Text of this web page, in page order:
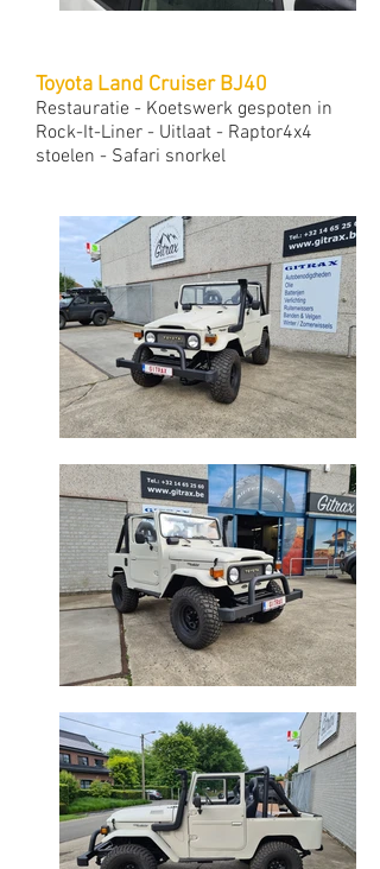
Toyota Land Cruiser BJ40
Restauratie - Koetswerk gespoten in
Rock-It-Liner - Uitlaat - Raptor4x4
stoelen - Safari snorkel